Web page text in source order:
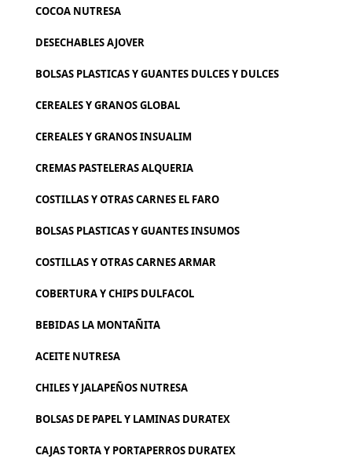
COCOA NUTRESA
DESECHABLES AJOVER
BOLSAS PLASTICAS Y GUANTES DULCES Y DULCES
CEREALES Y GRANOS GLOBAL
CEREALES Y GRANOS INSUALIM
CREMAS PASTELERAS ALQUERIA
COSTILLAS Y OTRAS CARNES EL FARO
BOLSAS PLASTICAS Y GUANTES INSUMOS
COSTILLAS Y OTRAS CARNES ARMAR
COBERTURA Y CHIPS DULFACOL
BEBIDAS LA MONTAÑITA
ACEITE NUTRESA
CHILES Y JALAPEÑOS NUTRESA
BOLSAS DE PAPEL Y LAMINAS DURATEX
CAJAS TORTA Y PORTAPERROS DURATEX